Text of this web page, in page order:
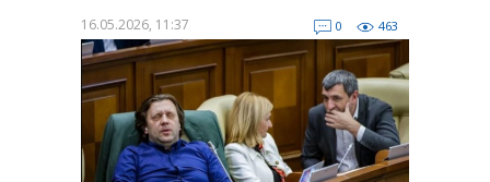
16.05.2026, 11:37 0 463